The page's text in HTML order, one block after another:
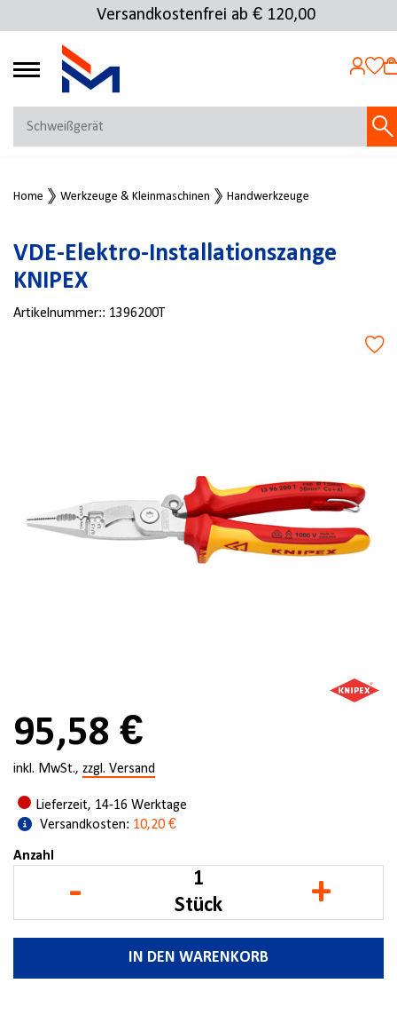
Versandkostenfrei ab € 120,00
4.72
MEIN KONTO
Jetzt anmelden
NEU BEI FMOSER?
Jetzt registrieren
Home Werkzeuge & Kleinmaschinen Handwerkzeuge
VDE-Elektro-Installationszange
KNIPEX
Artikelnummer:: 1396200T
95,58 €
inkl. MwSt., zzgl. Versand
Lieferzeit, 14-16 Werktage
Versandkosten: 10,20 €
Anzahl
- Stück +
IN DEN WARENKORB